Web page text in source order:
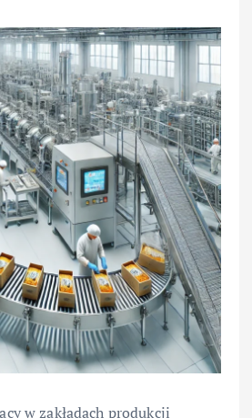
w zakładach produkcji